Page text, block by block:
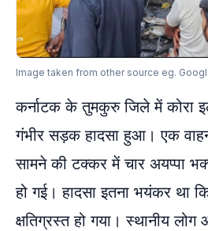
Image taken from other source eg.
कर्नाटक के तुमकुरु जिले में
गंभीर सड़क हादसा हुआ। एक
सामने की टक्कर में चार अयप्पा
हो गई। हादसा इतना भयंकर था
क्षतिग्रस्त हो गया। स्थानीय